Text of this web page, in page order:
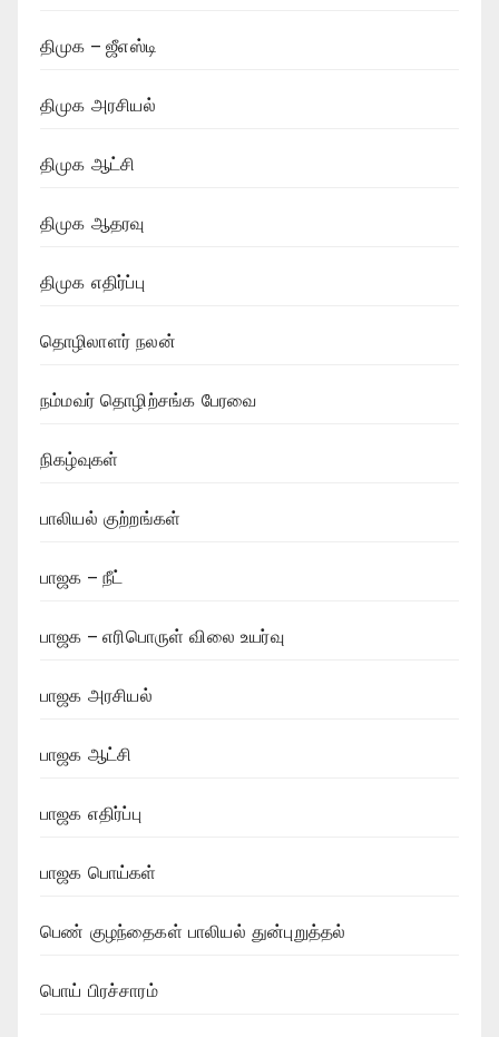
திமுக – ஜீஎஸ்டி
திமுக அரசியல்
திமுக ஆட்சி
திமுக ஆதரவு
திமுக எதிர்ப்பு
தொழிலாளர் நலன்
நம்மவர் தொழிற்சங்க பேரவை
நிகழ்வுகள்
பாலியல் குற்றங்கள்
பாஜக – நீட்
பாஜக – எரிபொருள் விலை உயர்வு
பாஜக அரசியல்
பாஜக ஆட்சி
பாஜக எதிர்ப்பு
பாஜக பொய்கள்
பெண் குழந்தைகள் பாலியல் துன்புறுத்தல்
பொய் பிரச்சாரம்